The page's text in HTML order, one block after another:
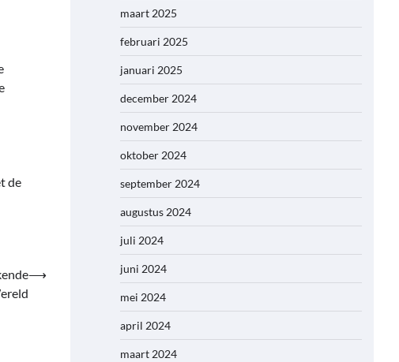
de
⟶
maart 2025
februari 2025
januari 2025
december 2024
november 2024
oktober 2024
september 2024
augustus 2024
juli 2024
juni 2024
mei 2024
april 2024
maart 2024